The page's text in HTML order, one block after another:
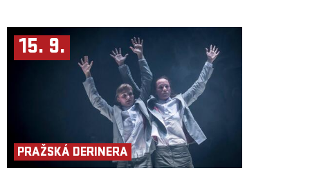
15. 9.
PRAŽSKÁ DERINERA